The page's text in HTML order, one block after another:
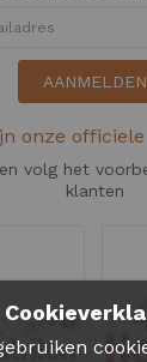
AANMELDEN
onze
volg het
klanten